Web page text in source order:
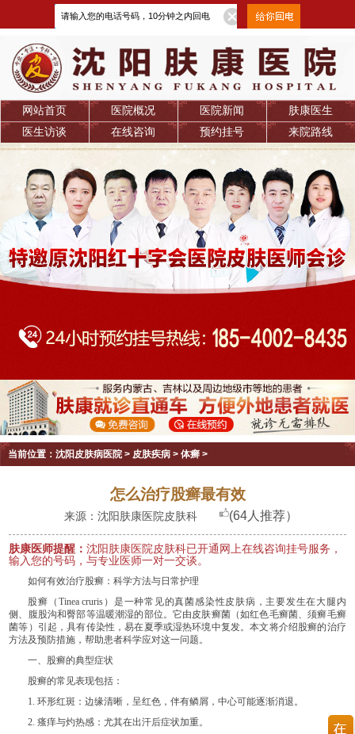
网站首页 医院概况 医院新闻
肤康医生
医生访谈
在线咨询 预约挂号 来院路线
当前位置： 沈阳皮肤病医院> 皮肤疾病> 体癣>
怎么治疗股癣最有效
来源：沈阳肤康医院皮肤科 (64人推荐）
肤康医师提醒：沈阳肤康医院皮肤科已开通网上在线咨询挂号服务，
输入您的号码，与专业医师一对一交谈。
如何有效治疗股癣：科学方法与日常护理
股癣（Tinea cruris）是一种常见的真菌感染性皮肤病，主要发生在大腿内
侧、腹股沟和臀部等温暖潮湿的部位。它由皮肤癣菌（如红色毛癣菌、须癣毛癣
菌等）引起，具有传染性，易在夏季或湿热环境中复发。本文将介绍股癣的治疗
方法及预防措施，帮助患者科学应对这一问题。
一、股癣的典型症状
股癣的常见表现包括：
1. 环形红斑：边缘清晰，呈红色，伴有鳞屑，中心可能逐渐消退。
2. 瘙痒与灼热感：尤其在出汗后症状加重。